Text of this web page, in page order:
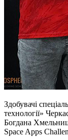
Здобувачі
технології»
Богдана
Space Apps